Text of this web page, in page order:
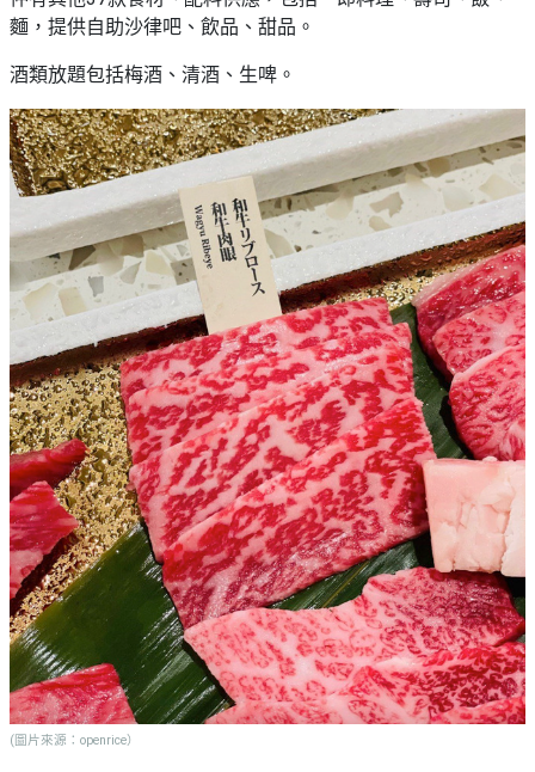
麵，提供自助沙律吧、飲品、甜品。
酒類放題包括梅酒、清酒、生啤。
(圖片來源：openrice）